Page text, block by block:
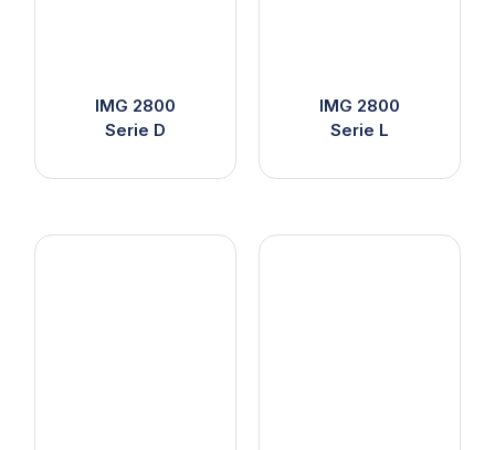
IMG 2800
Serie D
IMG 2800
Serie L